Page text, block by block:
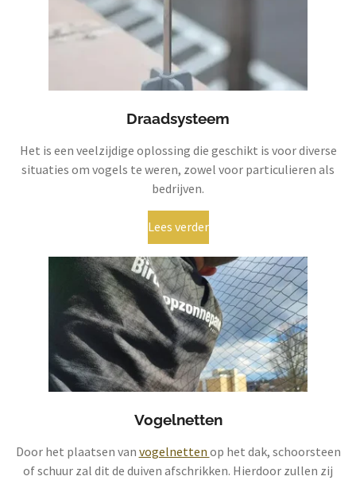
Draadsysteem
Het is een veelzijdige oplossing die geschikt is voor diverse
situaties om vogels te weren, zowel voor particulieren als
bedrijven.
Lees verder
Vogelnetten
Door het plaatsen van vogelnetten op het dak, schoorsteen
of schuur zal dit de duiven afschrikken. Hierdoor zullen zij